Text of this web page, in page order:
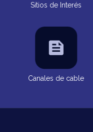
Sitios de Interés
Canales de cable